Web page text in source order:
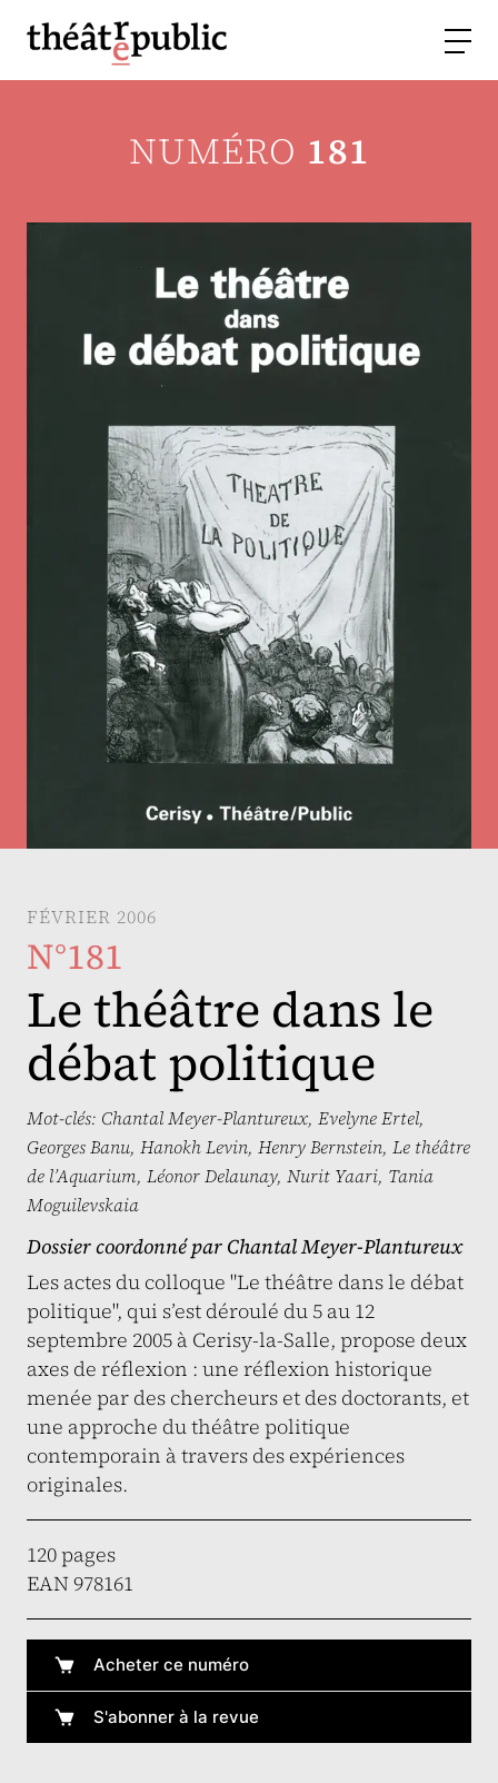
NUMÉRO 181
FÉVRIER 2006
N°181
Le théâtre dans le
débat politique
Mot-clés: Chantal Meyer-Plantureux, Evelyne Ertel,
Georges Banu, Hanokh Levin, Henry Bernstein, Le théâtre
de l’Aquarium, Léonor Delaunay, Nurit Yaari, Tania
Moguilevskaia
Dossier coordonné par Chantal Meyer-Plantureux
Les actes du colloque "Le théâtre dans le débat
politique", qui s’est déroulé du 5 au 12
septembre 2005 à Cerisy-la-Salle, propose deux
axes de réflexion : une réflexion historique
menée par des chercheurs et des doctorants, et
une approche du théâtre politique
contemporain à travers des expériences
originales.
120 pages
EAN 978161
Acheter ce numéro
S'abonner à la revue